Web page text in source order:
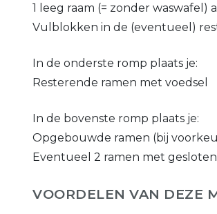
1 leeg raam (= zonder waswafel)
Vulblokken in de (eventueel)
In de onderste romp plaats je:
Resterende ramen met voedsel
In de bovenste romp plaats je:
Opgebouwde ramen (bij
Eventueel 2 ramen met
VOORDELEN VAN DEZE